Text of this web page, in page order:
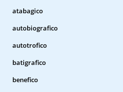
atabagico
autobiografico
autotrofico
batigrafico
benefico